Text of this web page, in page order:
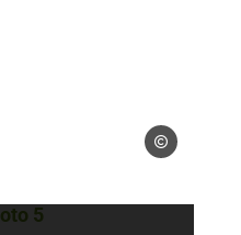
Droits gérés
Photo 5, © Droits gérés